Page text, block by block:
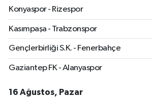
Konyaspor - Rizespor
Kasımpaşa - Trabzonspor
Gençlerbirliği S.K. - Fenerbahçe
Gaziantep FK - Alanyaspor
16 Ağustos, Pazar